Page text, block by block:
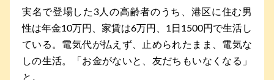
実名で登場した3人の高齢者のうち、港区に住む男
性は年金10万円、家賃は6万円、1日1500円で生活し
ている。電気代が払えず、止められたまま、電気な
しの生活。「お金がないと、友だちもいなくなる」
と。